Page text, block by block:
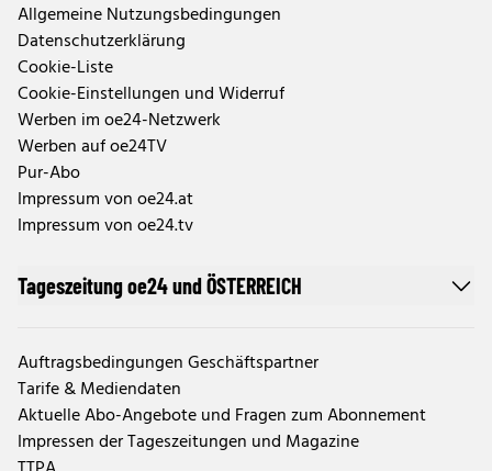
Allgemeine Nutzungsbedingungen
Datenschutzerklärung
Cookie-Liste
Cookie-Einstellungen und Widerruf
Werben im oe24-Netzwerk
Werben auf oe24TV
Pur-Abo
Impressum von oe24.at
Impressum von oe24.tv
Tageszeitung oe24 und ÖSTERREICH
Auftragsbedingungen Geschäftspartner
Tarife & Mediendaten
Aktuelle Abo-Angebote und Fragen zum Abonnement
Impressen der Tageszeitungen und Magazine